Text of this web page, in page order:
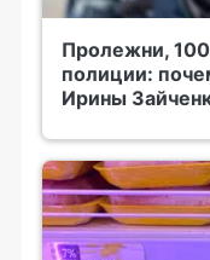
Пролежни,
полиции:
Ирины